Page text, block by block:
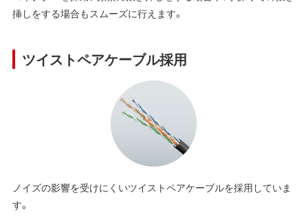
挿しをする場合もスムーズに行えます。
ツイストペアケーブル採用
ノイズの影響を受けにくいツイストペアケーブルを採用していま
す。